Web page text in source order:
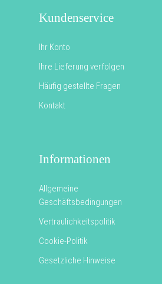
Kundenservice
Ihr Konto
Ihre Lieferung verfolgen
Häufig gestellte Fragen
Kontakt
Informationen
Allgemeine
Geschäftsbedingungen
Vertraulichkeitspolitik
Cookie-Politik
Gesetzliche Hinweise